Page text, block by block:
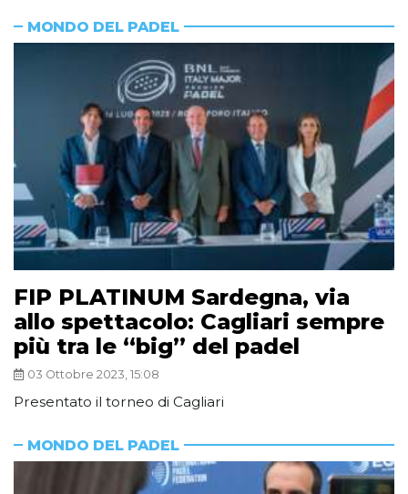
MONDO DEL PADEL
FIP PLATINUM Sardegna, via
allo spettacolo: Cagliari sempre
più tra le “big” del padel
03 Ottobre 2023, 15:08
Presentato il torneo di Cagliari
MONDO DEL PADEL